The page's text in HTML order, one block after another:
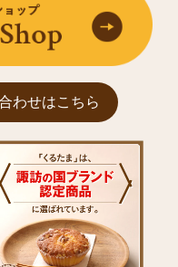
わせはこちら